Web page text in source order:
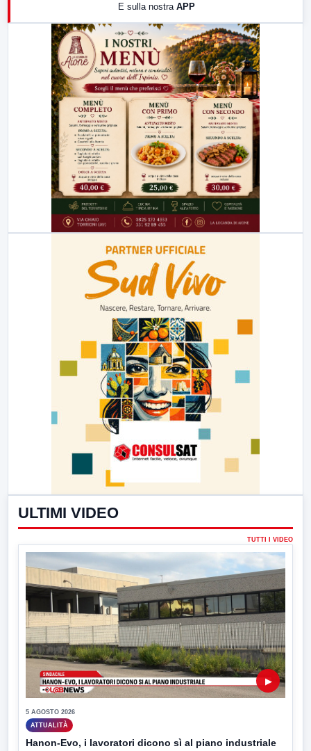
LabNews (replica)
E sulla nostra APP
ULTIMI VIDEO
TUTTI I VIDEO
▶
5 AGOSTO 2026
ATTUALITÀ
Hanon-Evo, i lavoratori dicono sì al piano industriale